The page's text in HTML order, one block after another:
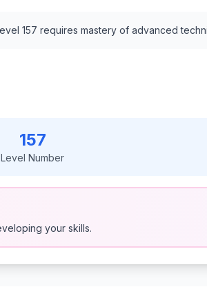
157 requires mastery of advanced
157
Level Number
your skills.